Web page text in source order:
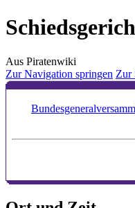
Aus Piratenwiki
Zur Navigation springen Zur